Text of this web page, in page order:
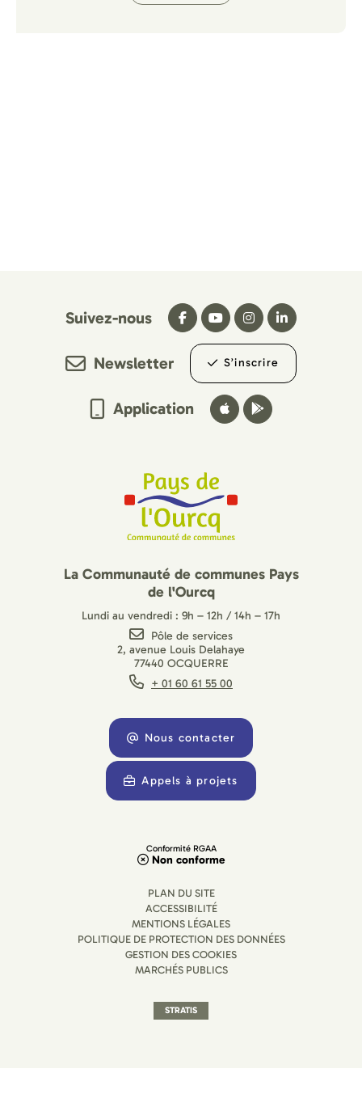
Suivez-nous
Newsletter S’inscrire
Application
La Communauté de communes Pays
de l'Ourcq
Lundi au vendredi : 9h – 12h / 14h – 17h
Pôle de services
2, avenue Louis Delahaye
77440 OCQUERRE
+ 01 60 61 55 00
Nous contacter
Appels à projets
Conformité RGAA
Non conforme
PLAN DU SITE
ACCESSIBILITÉ
MENTIONS LÉGALES
POLITIQUE DE PROTECTION DES DONNÉES
GESTION DES COOKIES
MARCHÉS PUBLICS
STRATIS